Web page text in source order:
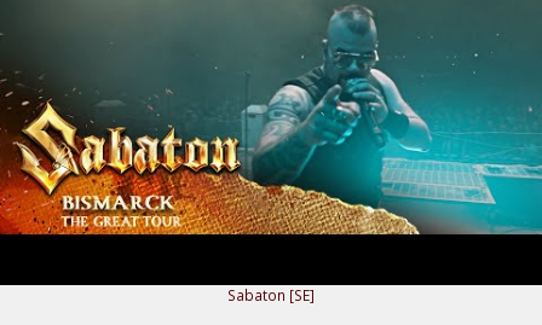
Sabaton [SE]